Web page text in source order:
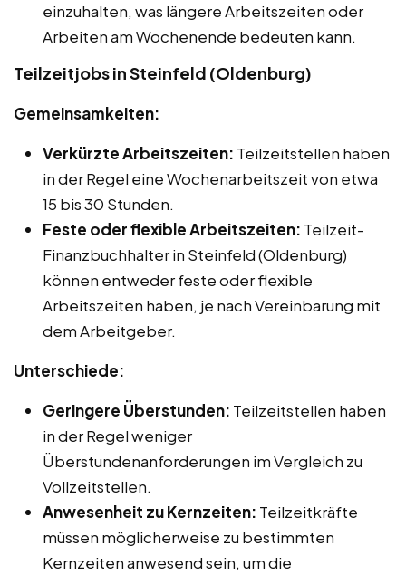
einzuhalten, was längere Arbeitszeiten oder
Arbeiten am Wochenende bedeuten kann.
Teilzeitjobs in Steinfeld (Oldenburg)
Gemeinsamkeiten:
Verkürzte Arbeitszeiten: Teilzeitstellen haben
in der Regel eine Wochenarbeitszeit von etwa
15 bis 30 Stunden.
Feste oder flexible Arbeitszeiten: Teilzeit-
Finanzbuchhalter in Steinfeld (Oldenburg)
können entweder feste oder flexible
Arbeitszeiten haben, je nach Vereinbarung mit
dem Arbeitgeber.
Unterschiede:
Geringere Überstunden: Teilzeitstellen haben
in der Regel weniger
Überstundenanforderungen im Vergleich zu
Vollzeitstellen.
Anwesenheit zu Kernzeiten: Teilzeitkräfte
müssen möglicherweise zu bestimmten
Kernzeiten anwesend sein, um die